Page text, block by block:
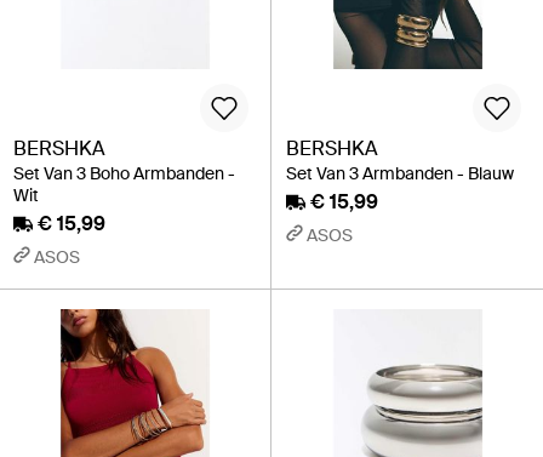
BERSHKA
Set Van 3 Boho Armbanden -
Wit
€ 15,99
ASOS
BERSHKA
Set Van 3 Armbanden - Blauw
€ 15,99
ASOS